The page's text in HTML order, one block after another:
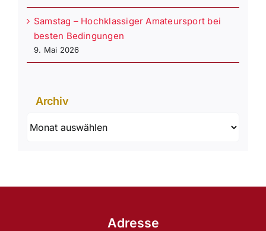
Samstag – Hochklassiger Amateursport bei
besten Bedingungen
9. Mai 2026
Archiv
Adresse